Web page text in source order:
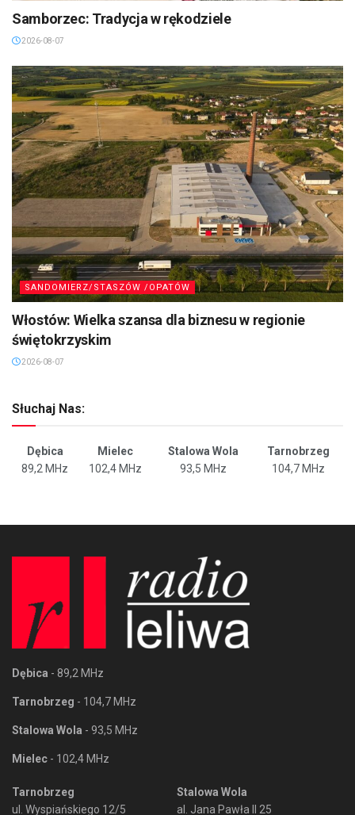
Samborzec: Tradycja w rękodziele
2026-08-07
SANDOMIERZ/STASZÓW /OPATÓW
Włostów: Wielka szansa dla biznesu w regionie
świętokrzyskim
2026-08-07
Słuchaj Nas:
Dębica Mielec Stalowa Wola
Tarnobrzeg
89,2 MHz
102,4 MHz 93,5 MHz 104,7 MHz
Dębica - 89,2 MHz
Tarnobrzeg - 104,7 MHz
Stalowa Wola - 93,5 MHz
Mielec - 102,4 MHz
Tarnobrzeg
ul. Wyspiańskiego 12/5
Stalowa Wola
al. Jana Pawła II 25